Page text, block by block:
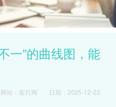
一”的曲线图，能
网站：富灯网
日期：2025-12-23